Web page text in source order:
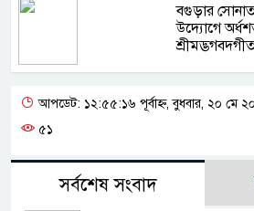
বগুড়ার
উদ্যোগে
আপডেট: ১২:৫৫:১৬ পূর্বাহ্ন, বুধবার, ২০ মে
৫১
সর্বশেষ সংবাদ